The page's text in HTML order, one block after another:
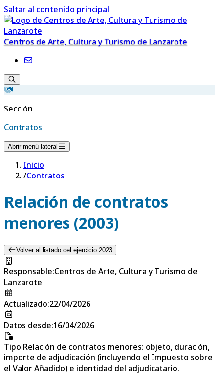
Saltar al contenido principal
Centros de Arte, Cultura y Turismo de Lanzarote
Sección
Contratos
Abrir menú lateral
Inicio
/Contratos
Relación de contratos
menores (2003)
Volver al listado del ejercicio 2023
Responsable:Centros de Arte, Cultura y Turismo de
Lanzarote
Actualizado:22/04/2026
Datos desde:16/04/2026
Tipo:Relación de contratos menores: objeto, duración,
importe de adjudicación (incluyendo el Impuesto sobre
el Valor Añadido) e identidad del adjudicatario.